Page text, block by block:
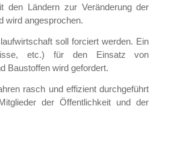
den Ländern zur Veränderung der
wird angesprochen.
soll forciert werden. Ein
etc.) für den Einsatz von
Baustoffen wird gefordert.
rasch und effizient durchgeführt
der Öffentlichkeit und der